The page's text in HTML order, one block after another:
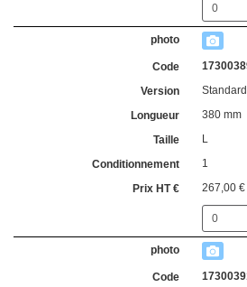
Standard
380 mm
L
1
267,00 €